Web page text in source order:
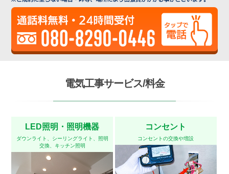
電気工事サービス/料金
LED照明・照明機器
ダウンライト、シーリングライト、照明
交換、キッチン照明
コンセント
コンセントの交換や増設